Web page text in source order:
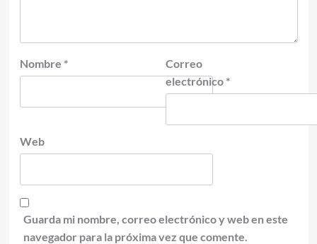
Nombre *
Correo
electrónico *
Web
Guarda mi nombre, correo electrónico y web en este
navegador para la próxima vez que comente.